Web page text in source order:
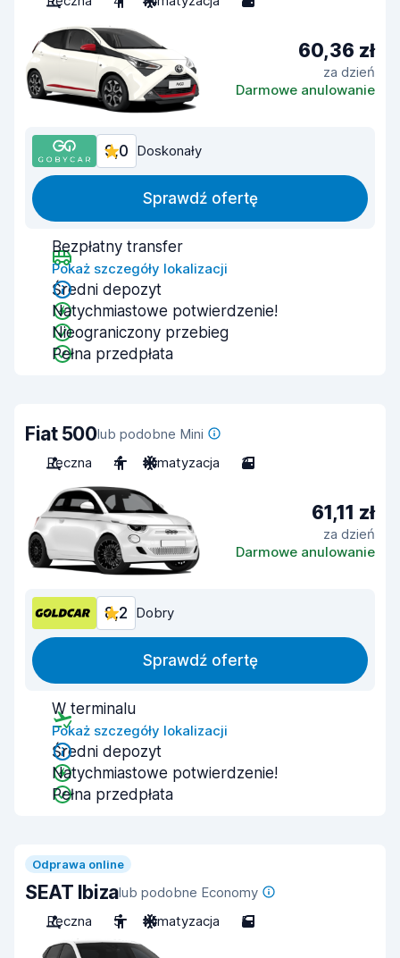
60,36 zł
za dzień
Darmowe anulowanie
9,0 Doskonały
Sprawdź ofertę
Bezpłatny transfer
Pokaż szczegóły lokalizacji
Średni depozyt
Natychmiastowe potwierdzenie!
Nieograniczony przebieg
Pełna przedpłata
Fiat 500lub podobne Mini
Ręczna
4 Klimatyzacja 3
61,11 zł
za dzień
Darmowe anulowanie
8,2 Dobry
Sprawdź ofertę
W terminalu
Pokaż szczegóły lokalizacji
Średni depozyt
Natychmiastowe potwierdzenie!
Pełna przedpłata
Odprawa online
SEAT Ibizalub podobne Economy
Ręczna
5 Klimatyzacja 5